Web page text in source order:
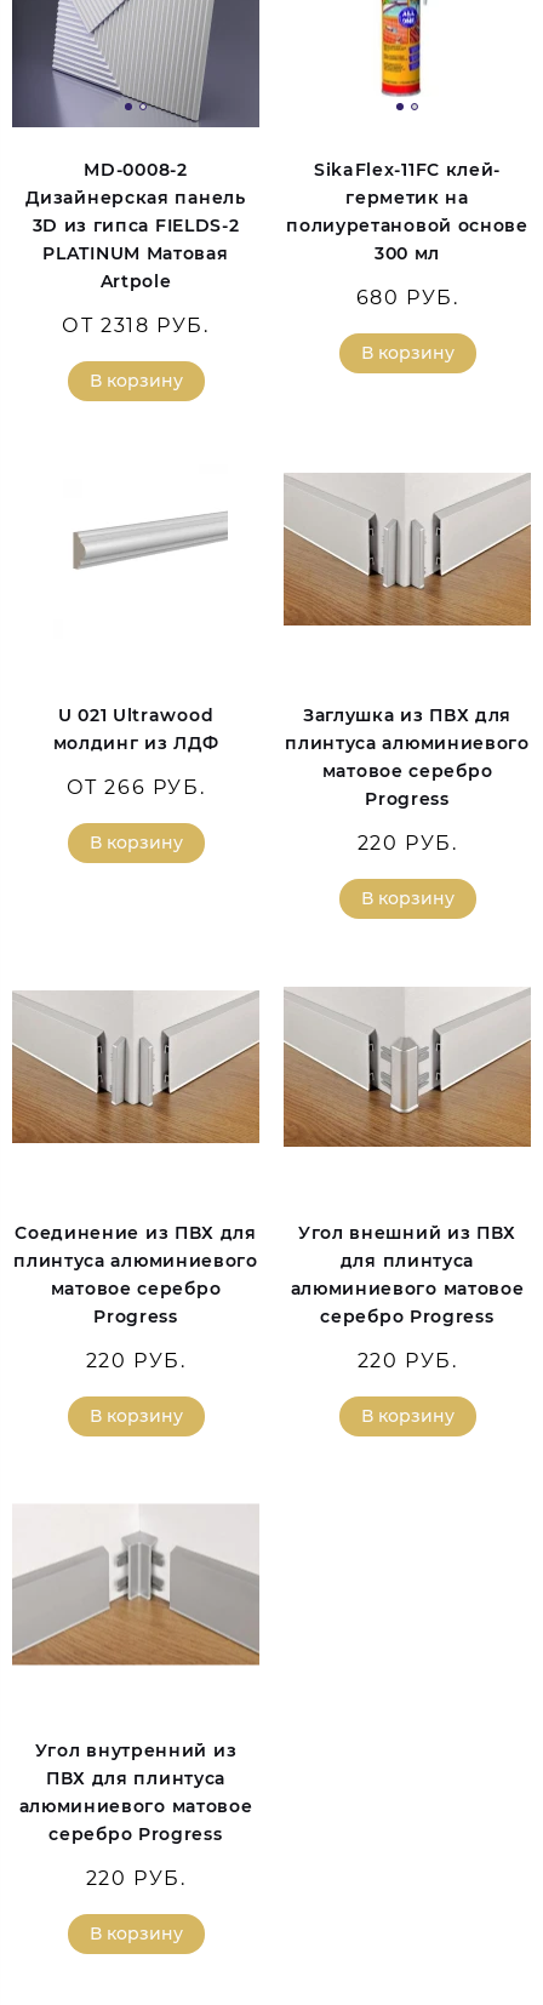
MD-0008-2
Дизайнерская панель
3D из гипса FIELDS-2
PLATINUM Матовая
Artpole
ОТ 2318 РУБ.
В корзину
SikaFlex-11FC клей-
герметик на
полиуретановой основе
300 мл
680 РУБ.
В корзину
U 021 Ultrawood
молдинг из ЛДФ
ОТ 266 РУБ.
В корзину
Заглушка из ПВХ для
плинтуса алюминиевого
матовое серебро
Progress
220 РУБ.
В корзину
Соединение из ПВХ для
плинтуса алюминиевого
матовое серебро
Progress
220 РУБ.
В корзину
Угол внешний из ПВХ
для плинтуса
алюминиевого матовое
серебро Progress
220 РУБ.
В корзину
Угол внутренний из
ПВХ для плинтуса
алюминиевого матовое
серебро Progress
220 РУБ.
В корзину